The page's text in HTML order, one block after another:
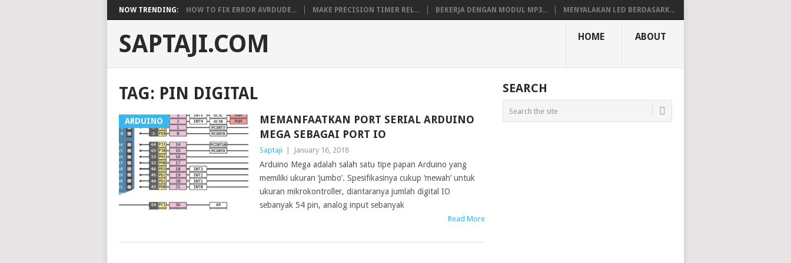
NOW TRENDING: HOW TO FIX ERROR AVRDUDE... MAKE PRECISION TIMER REL... BEKERJA DENGAN MODUL MP3... MENYALAKAN LED BERDASARK...
SAPTAJI.COM HOME ABOUT
TAG: PIN DIGITAL
ARDUINO
MEMANFAATKAN PORT SERIAL ARDUINO
MEGA SEBAGAI PORT IO
Saptaji January 16, 2018
Arduino Mega adalah salah satu tipe papan Arduino yang
memiliki ukuran ‘jumbo’. Spesifikasinya cukup ‘mewah’ untuk
ukuran mikrokontroller, diantaranya jumlah digital IO
sebanyak 54 pin, analog input sebanyak
Read More
SEARCH